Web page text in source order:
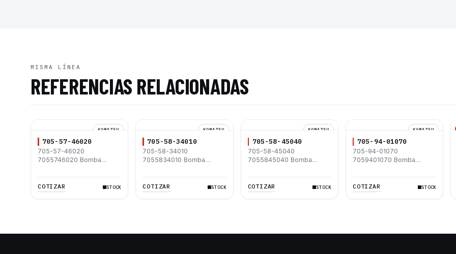
MISMA LÍNEA
REFERENCIAS RELACIONADAS
KOMATSU
705-57-46020
705-57-46020
7055746020 Bomba
COTIZAR
STOCK
KOMATSU
705-58-34010
705-58-34010
7055834010 Bomba
COTIZAR
STOCK
KOMATSU
705-58-45040
705-58-45040
7055845040 Bomba
COTIZAR
STOCK
KOMATSU
705-94-01070
705-94-01070
7059401070 Bomba
COTIZAR
STOCK